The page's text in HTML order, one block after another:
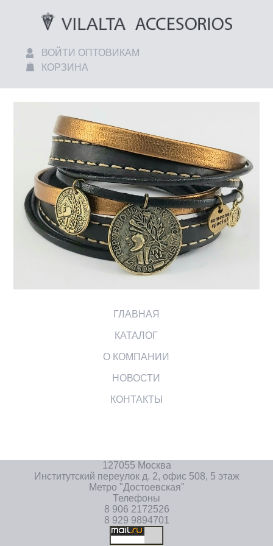
ВОЙТИ ОПТОВИКАМ
КОРЗИНА
ГЛАВНАЯ
КАТАЛОГ
О КОМПАНИИ
НОВОСТИ
КОНТАКТЫ
127055 Москва
Институтский переулок д. 2, офис 508, 5 этаж
Метро "Достоевская"
Телефоны
8 906 2172526
8 929 9894701